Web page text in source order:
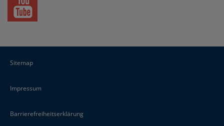
Sitemap
Impressum
Barrierefreiheitserklärung